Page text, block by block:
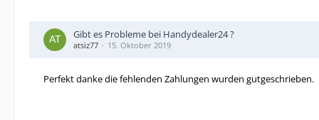
Gibt es Probleme bei Handydealer24 ?
atsiz77 15. Oktober 2019
Perfekt danke die fehlenden Zahlungen wurden gutgeschrieben.